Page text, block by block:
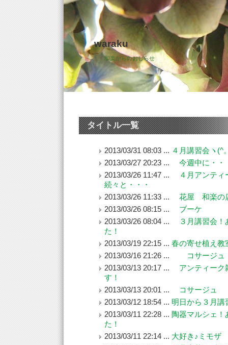
waraku
和楽からのおしらせ
タイトル一覧
2013/03/31 08:03 ... ４月講習会ヽ(^
2013/03/27 20:23 ...
今週中に・・
2013/03/26 11:47 ...
４月アンティ
続々と・・・
2013/03/26 11:33 ...
花屋 和楽の
2013/03/26 08:15 ...
ブーケ
2013/03/26 08:04 ...
３月講習会！
た！
2013/03/19 22:15 ... 春の寄せ植え教
2013/03/16 21:26 ...
コサージュ
2013/03/13 20:17 ...
アンティーク
す！
2013/03/13 20:01 ...
コサージュ
2013/03/12 18:54 ... 明日から３月講
2013/03/11 22:28 ... 陶器マルシェ！
た！
2013/03/11 22:14 ... 大好き♪ミモザ